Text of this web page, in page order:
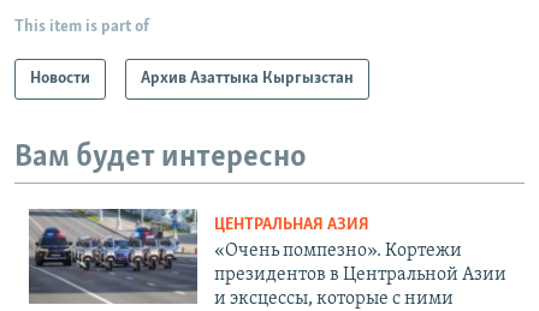
This item is part of
Новости Архив Азаттыка Кыргызстан
Вам будет интересно
ЦЕНТРАЛЬНАЯ АЗИЯ
«Очень помпезно». Кортежи
президентов в Центральной Азии
и эксцессы, которые с ними